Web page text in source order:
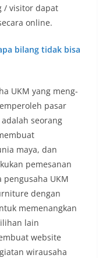
/ visitor dapat
online.
bilang tidak bisa
UKM yang meng-
pasar
seorang
maya, dan
pemesanan
pengusaha UKM
dengan
memenangkan
lain
website
wirausaha